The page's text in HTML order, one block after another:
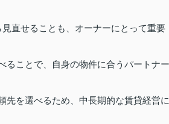
直せることも、オーナーにとって重要
ることで、自身の物件に合うパートナー
先を選べるため、中長期的な賃貸経営に